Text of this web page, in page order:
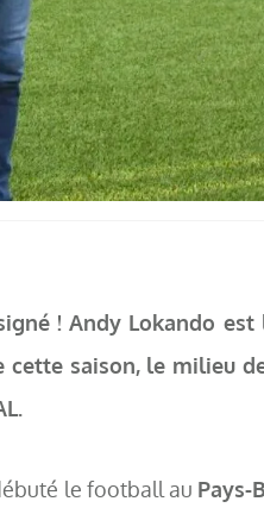
signé ! Andy Lokando
cette saison, le milieu
le football au Pays-